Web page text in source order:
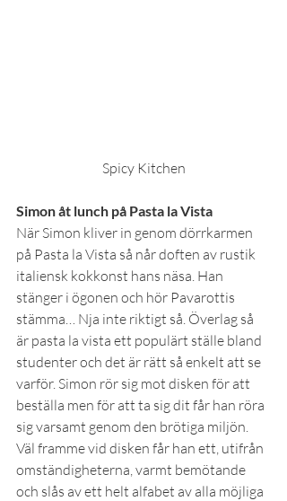
Spicy Kitchen
Simon åt lunch på Pasta la Vista
När Simon kliver in genom dörrkarmen
på Pasta la Vista så når doften av rustik
italiensk kokkonst hans näsa. Han
stänger i ögonen och hör Pavarottis
stämma… Nja inte riktigt så. Överlag så
är pasta la vista ett populärt ställe bland
studenter och det är rätt så enkelt att se
varför. Simon rör sig mot disken för att
beställa men för att ta sig dit får han röra
sig varsamt genom den brötiga miljön.
Väl framme vid disken får han ett, utifrån
omständigheterna, varmt bemötande
och slås av ett helt alfabet av alla möjliga